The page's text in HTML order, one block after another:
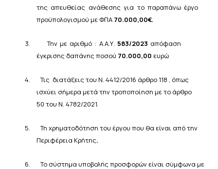
της απευθείας ανάθεσης για το παραπάνω έργο
προϋπολογισμού με ΦΠΑ 70.000,00€.
3. Την με αριθμό : Α.Α.Υ. 583/2023 απόφαση
έγκρισης δαπάνης ποσού 70.000,00 ευρώ
4. Τις διατάξεις του Ν. 4412/2016 άρθρο 118 , όπως
ισχύει σήμερα μετά τηντροποποίηση μετο άρθρο
50 του Ν. 4782/2021.
5.
Τη χρηματοδότηση του έργου που θα είναι από την
Περιφέρεια Κρήτης.
6.
Το σύστημα υποβολής προσφορών είναι σύμφωνα με